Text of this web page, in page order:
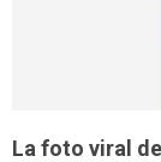
La foto viral